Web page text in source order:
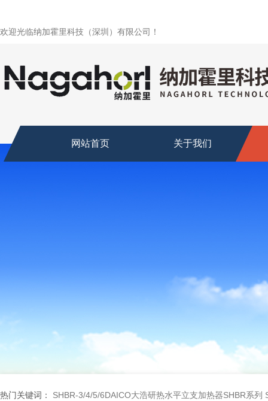
欢迎光临纳加霍里科技（深圳）有限公司！
网站首页 关于我们
热门关键词： SHBR-3/4/5/6DAICO大浩研热水平立支加热器SHBR系列